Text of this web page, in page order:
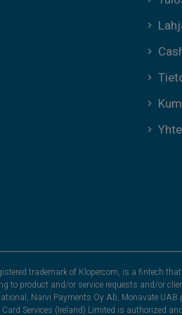
trademark of Klopercom, is a fintech
to product and/or service requests and/or
Narvi Payments Oy Ab, Monavate
Card Services (Ireland) Limited is authorized